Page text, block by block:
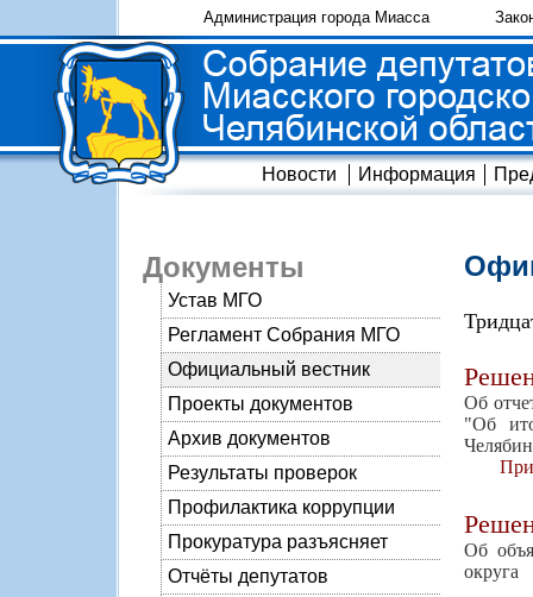
Администрация города Миасса
Новости Информация
Документы
Устав МГО
Регламент Собрания МГО
Официальный вестник
Проекты документов
Архив документов
Результаты проверок
Профилактика коррупции
Прокуратура разъясняет
Отчёты депутатов
Об
"Об
Об
округа